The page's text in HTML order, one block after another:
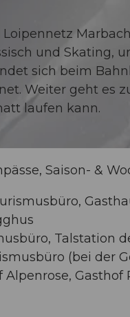
und Skating,
sich beim
Weiter geht es
laufen kann.
Saison- &
Talstation
(bei der
Alpenrose,